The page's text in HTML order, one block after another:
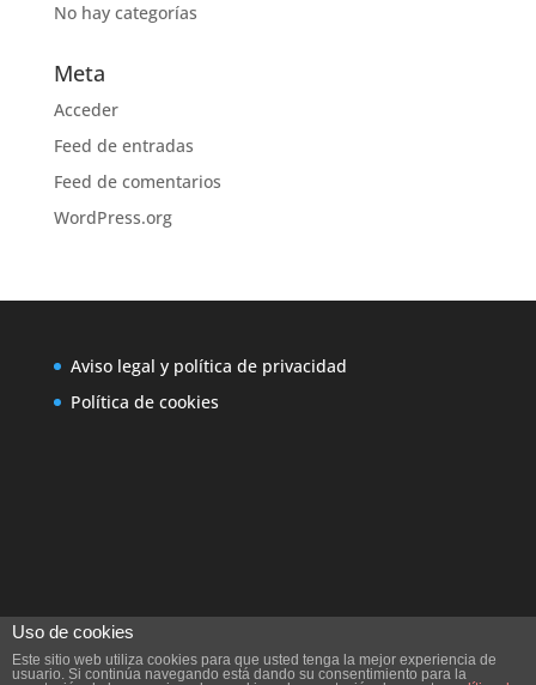
No hay categorías
Meta
Acceder
Feed de entradas
Feed de comentarios
WordPress.org
Aviso legal y política de privacidad
Política de cookies
Uso de cookies
Este sitio web utiliza cookies para que usted tenga la mejor experiencia de
usuario. Si continúa navegando está dando su consentimiento para la